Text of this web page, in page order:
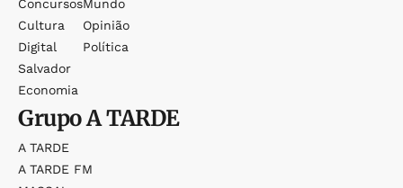
Concursos
Cultura
Digital
Salvador
Economia
Mundo
Opinião
Política
GrupoA TARDE
A TARDE
A TARDE FM